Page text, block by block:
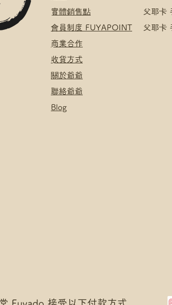
​實體銷售點
​會員制度 FUYAPOINT
​商業合作
​收貨方式
關於爺爺
聯絡爺爺
Blog
父耶卡
父耶卡
Fuyado 接受以下付款方式